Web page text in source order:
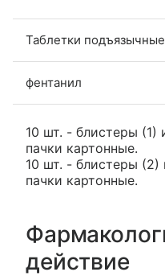
Таблетки подъязычные
фентанил
10 шт. - блистеры
пачки картонные.
10 шт. - блистеры
пачки картонные.
действие